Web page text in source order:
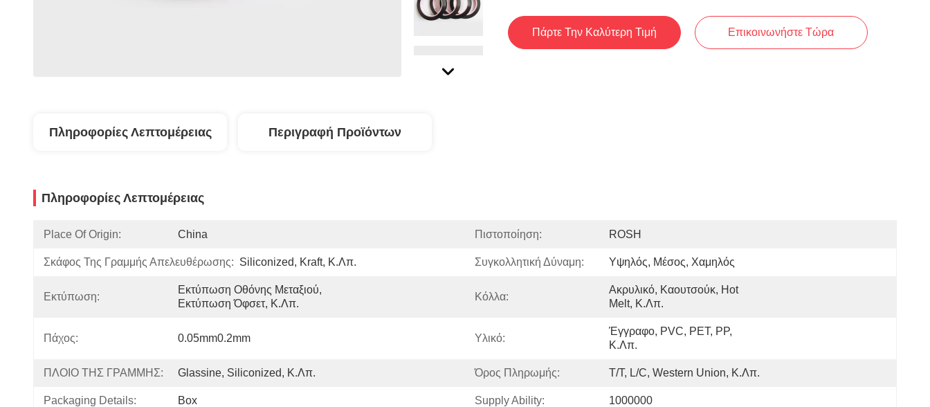
Πάρτε Την Καλύτερη Τιμή Επικοινωνήστε Τώρα
Πληροφορίες Λεπτομέρειας Περιγραφή Προϊόντων
Πληροφορίες Λεπτομέρειας
Place Of Origin: China Πιστοποίηση: ROSH
Σκάφος Της Γραμμής Απελευθέρωσης: Siliconized, Kraft, Κ.λπ. Συγκολλητική Δύναμη: Υψηλός, Μέσος, Χαμηλός
Εκτύπωση:
Εκτύπωση Οθόνης Μεταξιού,
Εκτύπωση Όφσετ, Κ.λπ.
Κόλλα:
Ακρυλικό, Καουτσούκ, Hot
Melt, Κ.λπ.
Πάχος: 0.05mm0.2mm Υλικό:
Έγγραφο, PVC, PET, PP,
Κ.λπ.
ΠΛΟΙΟ ΤΗΣ ΓΡΑΜΜΗΣ: Glassine, Siliconized, Κ.λπ. Όρος Πληρωμής: T/T, L/C, Western Union, Κ.λπ.
Packaging Details: Box Supply Ability: 1000000